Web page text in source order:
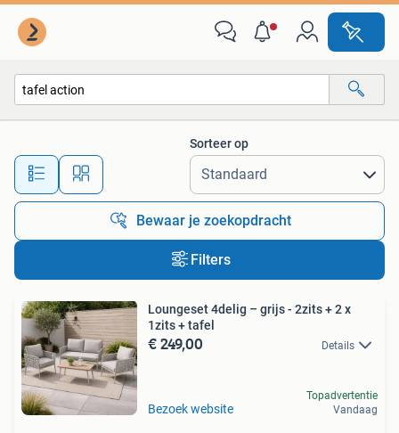
Alle afstanden…
Sorteer op
Bewaar je zoekopdracht
Filters
Loungeset 4delig – grijs - 2zits + 2 x
1zits + tafel
€ 249,00 Details
Bezoek website
Topadvertentie
Vandaag